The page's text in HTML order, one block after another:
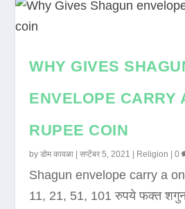
WHY GIVES
ENVELOPE CARRY
RUPEE COIN
byडोम कावळा |सप्टेंबर 5, 2021 Religion |0
Shagun envelope carry a
11, 21, 51, 101 रुपये फक्त शगुन